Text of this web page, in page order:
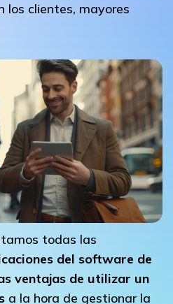
los clientes, mayores
todas las
del software de
ventajas de utilizar un
a la hora de gestionar la